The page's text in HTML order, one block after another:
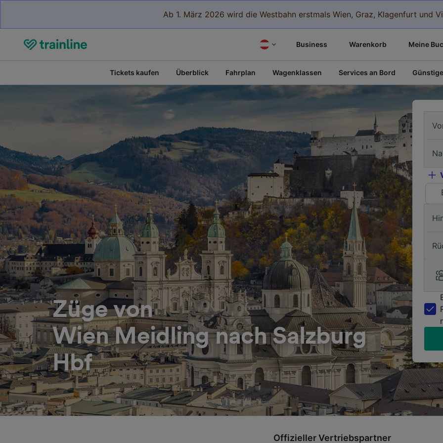
Ab 1. März 2026 wird die Westbahn erstmals Wien, Graz, Klagenfurt und
Business Warenkorb Meine
Tickets kaufen Überblick Fahrplan Wagenklassen Services an Bord
Züge von
Wien Meidling nach Salzburg
Hbf
Offizieller Vertriebspartner